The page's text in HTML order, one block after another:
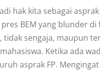
hak kita sebagai
BEM yang blunder
tidak sengaja, maupun
Ketika ada
asprak FP.